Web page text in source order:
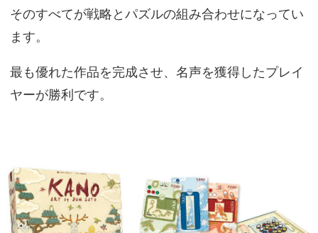
そのすべてが戦略とパズルの組み合わせになってい
ます。
最も優れた作品を完成させ、名声を獲得したプレイ
ヤーが勝利です。